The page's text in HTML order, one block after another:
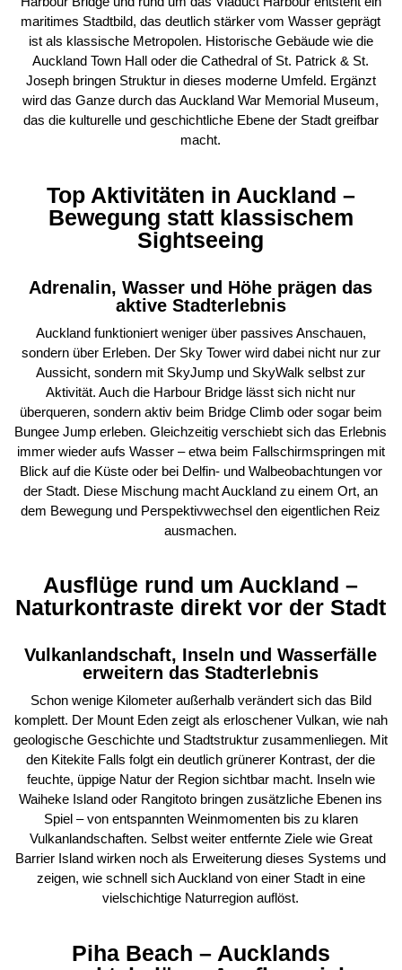
maritimes Stadtbild, das deutlich stärker vom Wasser geprägt
ist als klassische Metropolen. Historische Gebäude wie die
Auckland Town Hall oder die Cathedral of St. Patrick & St.
Joseph bringen Struktur in dieses moderne Umfeld. Ergänzt
wird das Ganze durch das Auckland War Memorial Museum,
das die kulturelle und geschichtliche Ebene der Stadt greifbar
macht.
Top Aktivitäten in Auckland –
Bewegung statt klassischem
Sightseeing
Adrenalin, Wasser und Höhe prägen das
aktive Stadterlebnis
Auckland funktioniert weniger über passives Anschauen,
sondern über Erleben. Der Sky Tower wird dabei nicht nur zur
Aussicht, sondern mit SkyJump und SkyWalk selbst zur
Aktivität. Auch die Harbour Bridge lässt sich nicht nur
überqueren, sondern aktiv beim Bridge Climb oder sogar beim
Bungee Jump erleben. Gleichzeitig verschiebt sich das Erlebnis
immer wieder aufs Wasser – etwa beim Fallschirmspringen mit
Blick auf die Küste oder bei Delfin- und Walbeobachtungen vor
der Stadt. Diese Mischung macht Auckland zu einem Ort, an
dem Bewegung und Perspektivwechsel den eigentlichen Reiz
ausmachen.
Ausflüge rund um Auckland –
Naturkontraste direkt vor der Stadt
Vulkanlandschaft, Inseln und Wasserfälle
erweitern das Stadterlebnis
Schon wenige Kilometer außerhalb verändert sich das Bild
komplett. Der Mount Eden zeigt als erloschener Vulkan, wie nah
geologische Geschichte und Stadtstruktur zusammenliegen. Mit
den Kitekite Falls folgt ein deutlich grünerer Kontrast, der die
feuchte, üppige Natur der Region sichtbar macht. Inseln wie
Waiheke Island oder Rangitoto bringen zusätzliche Ebenen ins
Spiel – von entspannten Weinmomenten bis zu klaren
Vulkanlandschaften. Selbst weiter entfernte Ziele wie Great
Barrier Island wirken noch als Erweiterung dieses Systems und
zeigen, wie schnell sich Auckland von einer Stadt in eine
vielschichtige Naturregion auflöst.
Piha Beach – Aucklands